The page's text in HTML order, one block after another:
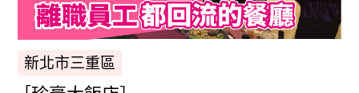
新北市三重區